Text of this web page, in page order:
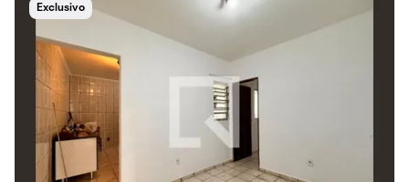
Exclusivo